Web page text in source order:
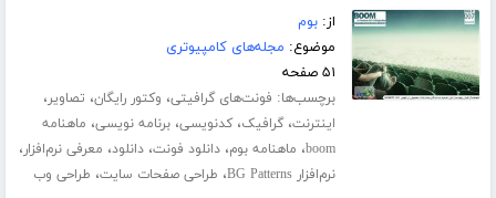
از:بوم
موضوع: مجله‌های کامپیوتری
۵۱ صفحه
برچسب‌ها: فونت‌های گرافیتی، وکتور رایگان، تصاویر،
اینترنت،گرافیک،کدنویسی،برنامه نویسی، ماهنامه
boom، ماهنامه بوم،دانلود فونت‌،دانلود، معرفی نرم‌افزار،
نرم‌افزار BG Patterns ، طراحی صفحات سایت، طراحی وب